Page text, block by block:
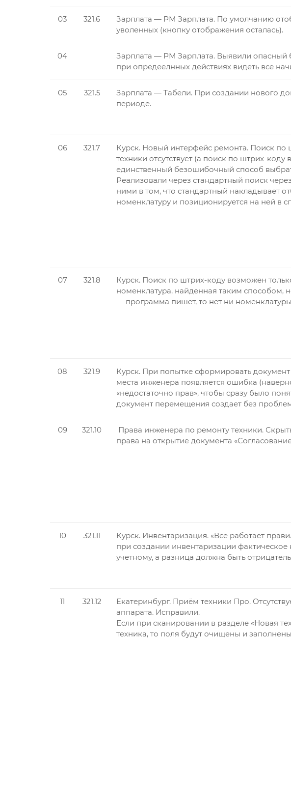
03 321.6
Зарплата — РМ Зарплата. По умолчанию
уволенных (кнопку отображения осталась).
04
Зарплата — РМ Зарплата. Выявили опасный
при опредеелнных действиях видеть все
05 321.5
Зарплата — Табели. При создании нового
периоде.
06 321.7
Курск. Новый интерфейс ремонта. Поиск по
техники отсутствует (а поиск по штрих-
единственный безошибочный способ
Реализовали через стандартный поиск
ними в том, что стандартный накладывает
номенклатуру и позиционируется на ней в
07 321.8
Курск. Поиск по штрих-коду возможен
номенклатура, найденная таким способом,
— программа пишет, то нет ни
08 321.9
Курск. При попытке сформировать
места инженера появляется ошибка
«недостаточно прав», чтобы сразу было
документ перемещения создает без
09 321.10
Права инженера по ремонту техники.
права на открытие документа
10 321.11
Курск. Инвентаризация. «Все работает
при создании инвентаризации
учетному, а разница должна быть
11 321.12
Екатеринбург. Приём техники Про.
аппарата. Исправили.
Если при сканировании в разделе «Новая
техника, то поля будут очищены и